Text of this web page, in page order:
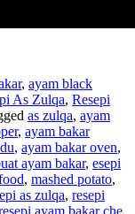
, ayam black
As Zulqa, Resepi
as zulqa, ayam
, ayam bakar
, ayam bakar oven,
ayam bakar, esepi
, mashed potato,
as zulqa, resepi